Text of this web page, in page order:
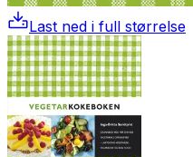
Last ned i full størrelse